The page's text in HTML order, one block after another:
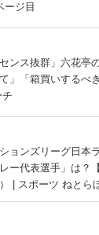
ージ目
ンス抜群」六花亭
「箱買いするべ
ョンズリーグ日本
ー代表選手」は？
| スポーツ ねとら